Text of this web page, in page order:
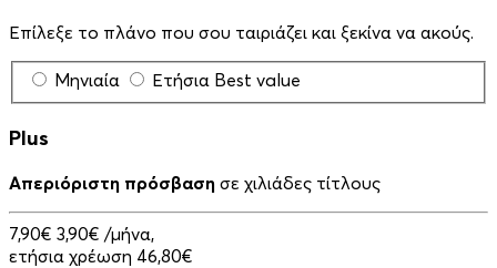
Επίλεξε το πλάνο που σου ταιριάζει και ξεκίνα να ακούς.
Μηνιαία Ετήσια Best value
Plus
Απεριόριστη πρόσβαση σε χιλιάδες τίτλους
7,90€ 3,90€ /μήνα,
ετήσια χρέωση 46,80€